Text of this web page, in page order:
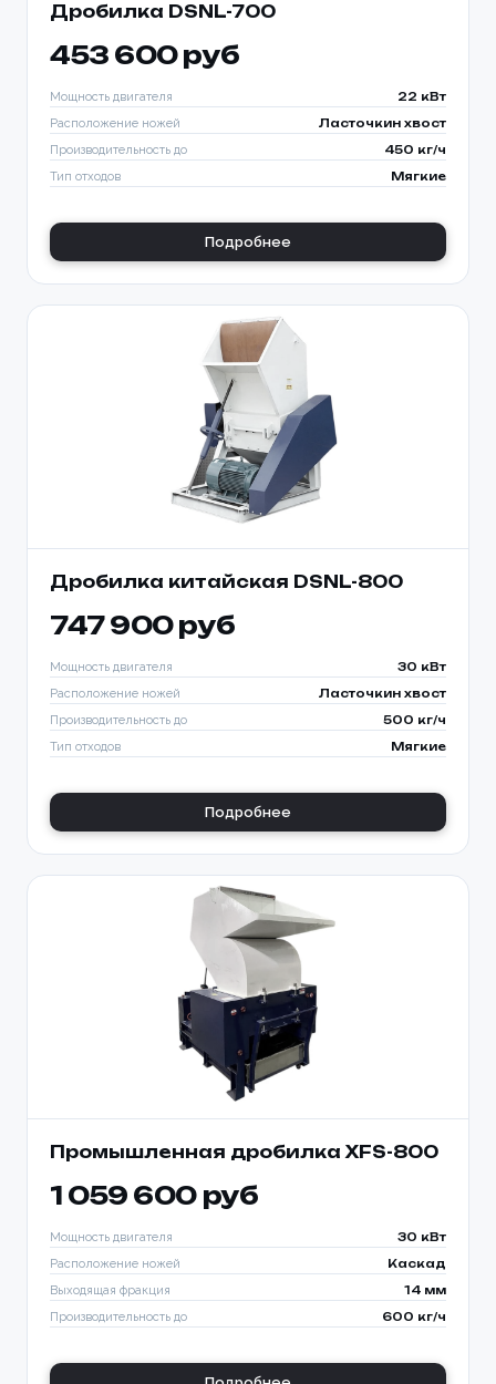
Дробилка DSNL-700
453 600 руб
Мощность двигателя 22 кВт
Расположение ножей Ласточкин хвост
Производительность до 450 кг/ч
Тип отходов Мягкие
Подробнее
Дробилка китайская DSNL-800
747 900 руб
Мощность двигателя 30 кВт
Расположение ножей Ласточкин хвост
Производительность до 500 кг/ч
Тип отходов Мягкие
Подробнее
Промышленная дробилка XFS-800
1 059 600 руб
Мощность двигателя 30 кВт
Расположение ножей Каскад
Выходящая фракция 14 мм
Производительность до 600 кг/ч